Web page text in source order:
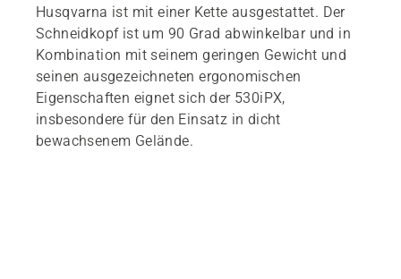
Husqvarna ist mit einer Kette ausgestattet. Der
Schneidkopf ist um 90 Grad abwinkelbar und in
Kombination mit seinem geringen Gewicht und
seinen ausgezeichneten ergonomischen
Eigenschaften eignet sich der 530iPX,
insbesondere für den Einsatz in dicht
bewachsenem Gelände.